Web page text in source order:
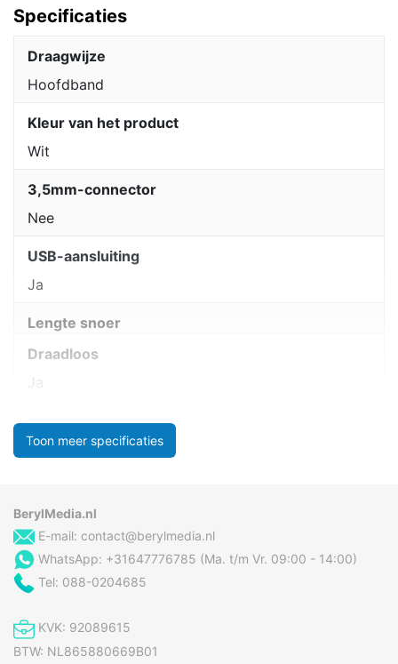
Specificaties
Draagwijze
Hoofdband
Kleur van het product
Wit
3,5mm-connector
Nee
USB-aansluiting
Ja
Lengte snoer
Draadloos
Ja
Toon meer specificaties
BerylMedia.nl
E-mail: contact@berylmedia.nl
WhatsApp: +31647776785 (Ma. t/m Vr. 09:00 - 14:00)
Tel: 088-0204685
KVK: 92089615
BTW: NL865880669B01